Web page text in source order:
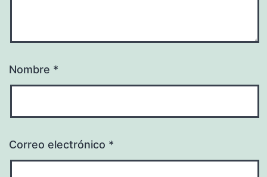
Nombre *
Correo electrónico *